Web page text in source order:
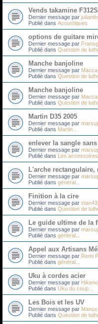
Vends takamine
Dernier message par
Publié dans Acoustiques
options de guitare
Dernier message par
Publié dans Question de
Manche banjoline
Dernier message par
Publié dans Question de
Manche banjoline
Dernier message par
Publié dans Question de
Martin D35 2005
Dernier message par
Publié dans Martin...
enlever la sangle
Dernier message par
Publié dans Les accessoires
L'arche
Dernier message par
Publié dans général...
Finition à la cire
Dernier message par
Publié dans Question de
Le guide ultime de la
Dernier message par
Publié dans général...
Appel aux Artisans
Dernier message par Remi
Publié dans général...
Uku à cordes acier
Dernier message par Hikeno
Publié dans Uku du coup...
Les Bois et les UV
Dernier message par
Publié dans Question de